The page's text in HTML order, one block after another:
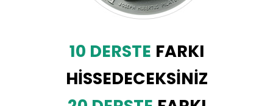
10 DERSTE FARKI
HİSSEDECEKSİNİZ